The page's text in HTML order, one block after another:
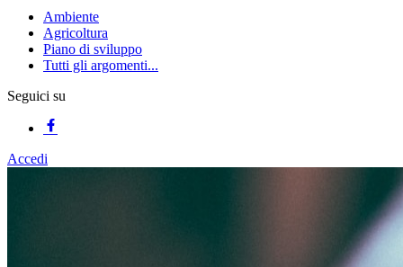
Ambiente
Agricoltura
Piano di sviluppo
Tutti gli argomenti...
Seguici su
Accedi